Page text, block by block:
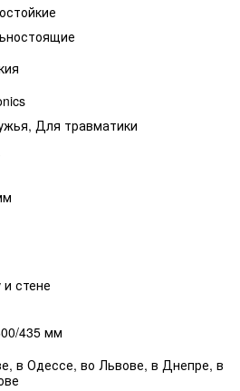
Для травматики
стене
435 мм
в Одессе, во Львове, в Днепре, в